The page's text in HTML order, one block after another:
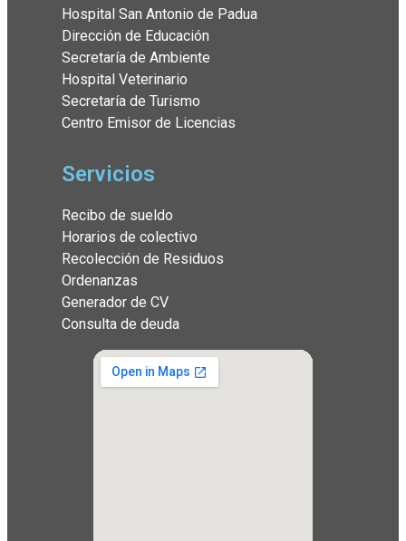
Hospital San Antonio de Padua
Dirección de Educación
Secretaría de Ambiente
Hospital Veterinario
Secretaría de Turismo
Centro Emisor de Licencias
Servicios
Recibo de sueldo
Horarios de colectivo
Recolección de Residuos
Ordenanzas
Generador de CV
Consulta de deuda